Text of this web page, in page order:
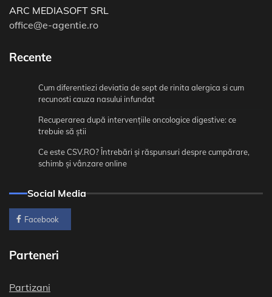
ARC MEDIASOFT SRL
office@e-agentie.ro
Recente
Cum diferentiezi deviatia de sept de rinita alergica si cum
recunosti cauza nasului infundat
Recuperarea după intervențiile oncologice digestive: ce
trebuie să știi
Ce este CSV.RO? Întrebări și răspunsuri despre cumpărare,
schimb și vânzare online
Social Media
Facebook
Parteneri
Partizani